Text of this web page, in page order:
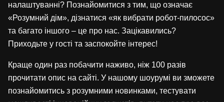
налаштуванні? Познайомитися з тим, що означає
«Розумний дім», дізнатися «як вибрати робот-пилосос»
та багато іншого – це про нас. Зацікавились?
Приходьте у гості та заспокойте інтерес!
Краще один раз побачити наживо, ніж 100 разів
прочитати опис на сайті. У нашому шоурумі ви зможете
познайомитись з розумними новинками, тестувати